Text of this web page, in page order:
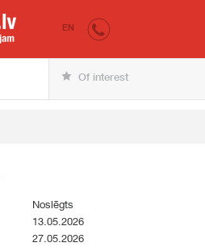
iepirkumi.lv
EN
Of interest
Noslēgts
13.05.2026
27.05.2026